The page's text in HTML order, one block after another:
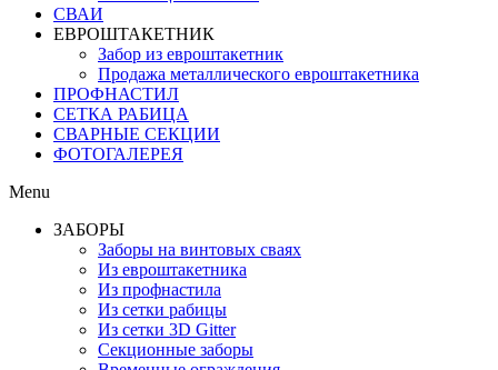
СВАИ
ЕВРОШТАКЕТНИК
Забор из евроштакетник
Продажа металлического евроштакетника
ПРОФНАСТИЛ
СЕТКА РАБИЦА
СВАРНЫЕ СЕКЦИИ
ФОТОГАЛЕРЕЯ
Menu
ЗАБОРЫ
Заборы на винтовых сваях
Из евроштакетника
Из профнастила
Из сетки рабицы
Из сетки 3D Gitter
Секционные заборы